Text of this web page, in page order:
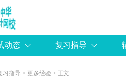
动态 复习指导
习指导 > 更多经验 > 正文